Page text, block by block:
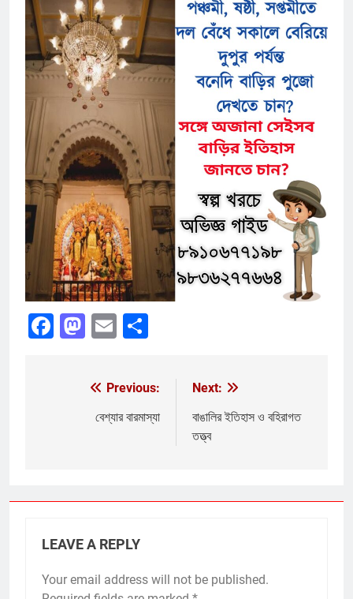
Facebook
Mastodon
Email
navigation
Previous:
বেশ্যার বারমাস্যা
Next:
বাঙালির ইতিহাস ও বহিরাগত
তত্ত্ব
LEAVE A REPLY
Your email address will not be published.